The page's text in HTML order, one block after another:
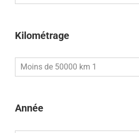
Kilométrage
Moins de 50000 km 1
Année